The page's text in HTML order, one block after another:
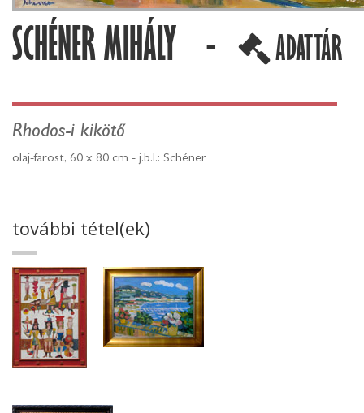
SCHÉNER MIHÁLY - ADATTÁR
Rhodos-i kikötő
olaj-farost, 60 x 80 cm - j.b.l.: Schéner
további tétel(ek)